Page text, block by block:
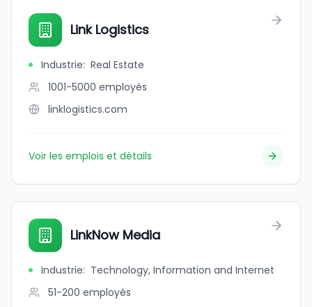
Link Logistics
Industrie: Real Estate
1001-5000 employés
linklogistics.com
Voir les emplois et détails
LinkNow Media
Industrie: Technology, Information and Internet
51-200 employés